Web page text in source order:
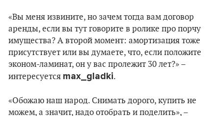
«Вы меня извините, но зачем тогда вам договор
аренды, если вы тут говорите в ролике про порчу
имущества? А второй момент: амортизация тоже
присутствует или вы думаете, что, если положите
эконом-ламинат, он у вас пролежит 30 лет?» –
интересуется max_gladki.
«Обожаю наш народ. Снимать дорого, купить не
можем, а значит, надо отобрать и поделить», –